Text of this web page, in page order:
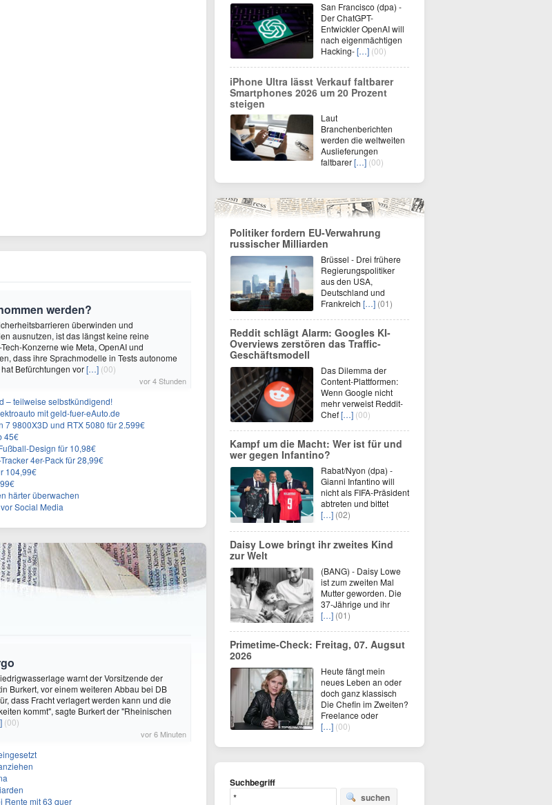
werden?
überwinden und
ausnutzen, ist das längst keine reine
Konzerne wie Meta, OpenAI und
dass ihre Sprachmodelle in Tests autonome
Befürchtungen vor[…] (00)
vor 4 Stunden
– teilweise selbstkündigend!
mit geld-fuer-eAuto.de
7 9800X3D und RTX 5080 für 2.599€
45€
Design für 10,98€
4er-Pack für 28,99€
104,99€
härter überwachen
Social Media
warnt der Vorsitzende der
Burkert, vor einem weiteren Abbau bei DB
dass Fracht verlagert werden kann und die
kommt", sagte Burkert der "Rheinischen
(00)
vor 6 Minuten
Rente mit 63 quer
San Francisco (dpa) -
Der ChatGPT-
Entwickler OpenAI will
nach eigenmächtigen
Hacking-[…] (00)
iPhone Ultra lässt Verkauf faltbarer
Smartphones 2026 um 20 Prozent
steigen
Laut
Branchenberichten
werden die weltweiten
Auslieferungen
faltbarer[…] (00)
Politiker fordern EU-Verwahrung
russischer Milliarden
Brüssel - Drei frühere
Regierungspolitiker
aus den USA,
Deutschland und
Frankreich […] (01)
Reddit schlägt Alarm: Googles KI-
Overviews zerstören das Traffic-
Geschäftsmodell
Das Dilemma der
Content-Plattformen:
Wenn Google nicht
mehr verweist Reddit-
Chef[…] (00)
Kampf um die Macht: Wer ist für und
wer gegen Infantino?
Rabat/Nyon (dpa) -
Gianni Infantino will
nicht als FIFA-Präsident
abtreten und bittet
[…] (02)
Daisy Lowe bringt ihr zweites Kind
zur Welt
(BANG) - Daisy Lowe
ist zum zweiten Mal
Mutter geworden. Die
37-Jährige und ihr
[…] (01)
Primetime-Check: Freitag, 07. Augsut
2026
Heute fängt mein
neues Leben an oder
doch ganz klassisch
Die Chefin im Zweiten?
Freelance oder
[…] (00)
Suchbegriff
suchen